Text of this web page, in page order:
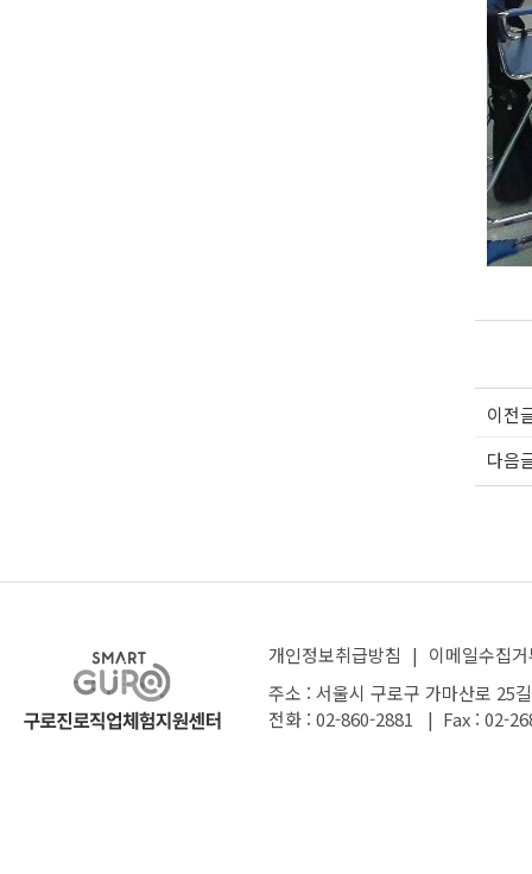
이전
다음
개인정보취급방침 | 이메일수집
주소 : 서울시 구로구 가마산로 25
전화 : 02-860-2881 | Fax : 02-